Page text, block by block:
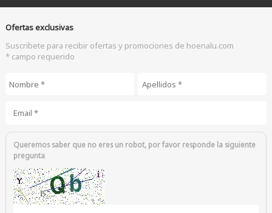
Ofertas exclusivas
Suscribete para recibir ofertas y promociones de hoenalu.com
* campo requerido
Queremos saber que no eres un robot, por favor responde la siguiente
pregunta